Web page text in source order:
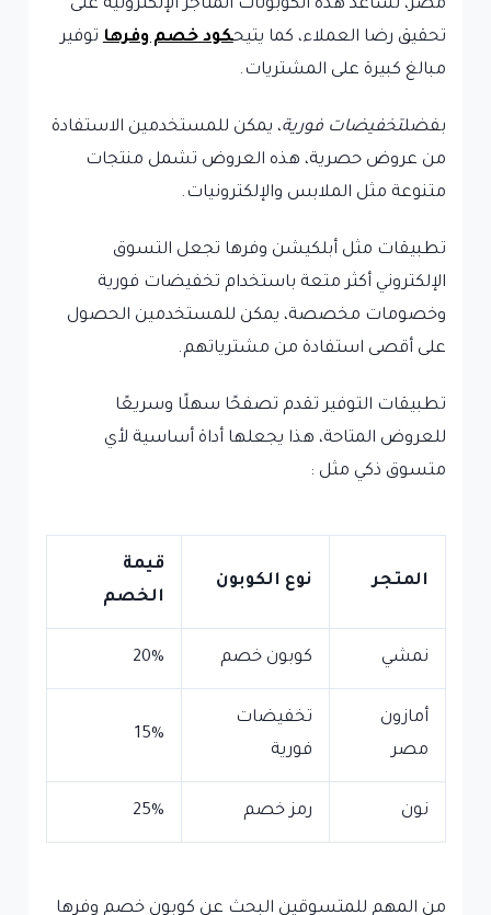
مصر، تساعد هذه الكوبونات المتاجر الإلكترونية على
تحقيق رضا العملاء، كما يتيحكود خصم وفرهاتوفير
مبالغ كبيرة على المشتريات.
بفضلتخفيضات فورية، يمكن للمستخدمين الاستفادة
من عروض حصرية، هذه العروض تشمل منتجات
متنوعة مثل الملابس والإلكترونيات.
تطبيقات مثل أبلكيشن وفرها تجعل التسوق
الإلكتروني أكثر متعة باستخدام تخفيضات فورية
وخصومات مخصصة، يمكن للمستخدمين الحصول
على أقصى استفادة من مشترياتهم.
تطبيقات التوفير تقدم تصفحًا سهلًا وسريعًا
للعروض المتاحة، هذا يجعلها أداة أساسية لأي
متسوق ذكي مثل :
المتجر نوع الكوبون
قيمة
الخصم
نمشي كوبون خصم 20%
أمازون
مصر
تخفيضات
فورية
15%
نون رمز خصم 25%
من المهم للمتسوقين البحث عن كوبون خصم وفرها